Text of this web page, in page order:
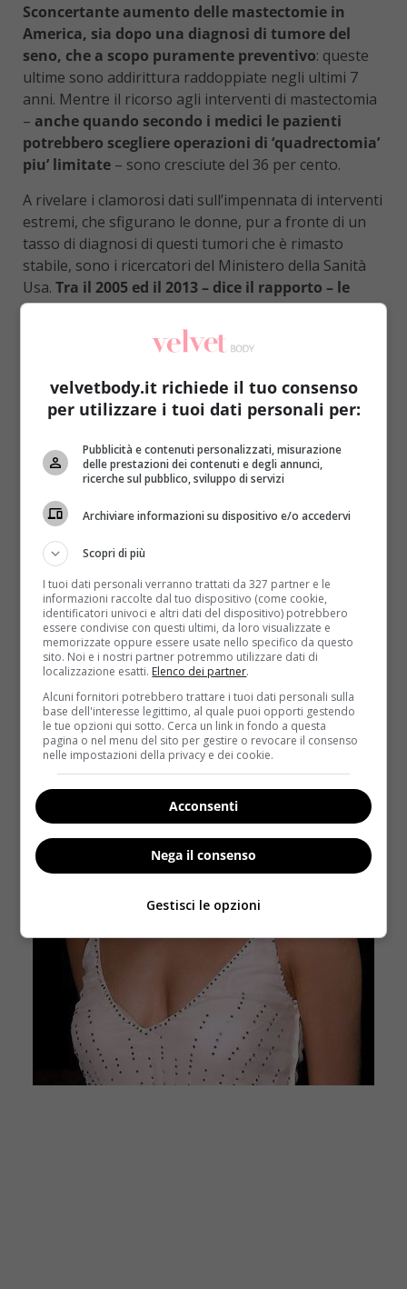
Sconcertante aumento delle mastectomie in
America, sia dopo una diagnosi di tumore del
seno, che a scopo puramente preventivo: queste
ultime sono addirittura raddoppiate negli ultimi 7
anni. Mentre il ricorso agli interventi di mastectomia
– anche quando secondo i medici le pazienti
potrebbero scegliere operazioni di ‘quadrectomia’
piu’ limitate – sono cresciute del 36 per cento.
A rivelare i clamorosi dati sull’impennata di interventi
estremi, che sfigurano le donne, pur a fronte di un
tasso di diagnosi di questi tumori che è rimasto
stabile, sono i ricercatori del Ministero della Sanità
Usa. Tra il 2005 ed il 2013 – dice il rapporto – le
donne che hanno avuto mastectomie singole o
doppie è salito del 36 per cento
mastectomie doppie è piu’ che triplicato. La scelta
avuto una diagnosi di tumore, mavogliono
prevenirlo per tendenze genetiche, proprio come
ha fatto l’attrice Angelina Jolie
(per il suo gene del
cancro, tuttavia, è stata ipotizzata una nuova
, è più che raddoppiata nello stesso periodo:
passando da due donne ogni 100.000 nel 2005, a 4
nel 2013.Sono dati considerati clamorosi per non
parlare degli interventi ritenuti estremi, che
sfigurano le donne, nonostante il tasso di
diagnosi di questo genere di tumori sia rimasto
stabile.
velvetbody.it richiede il tuo consenso
per utilizzare i tuoi dati personali per:
Pubblicità e contenuti personalizzati, misurazione
delle prestazioni dei contenuti e degli annunci,
ricerche sul pubblico, sviluppo di servizi
Archiviare informazioni su dispositivo e/o accedervi
Scopri di più
I tuoi dati personali verranno trattati da 327 partner e le
informazioni raccolte dal tuo dispositivo (come cookie,
identificatori univoci e altri dati del dispositivo) potrebbero
essere condivise con questi ultimi, da loro visualizzate e
memorizzate oppure essere usate nello specifico da questo
sito. Noi e i nostri partner potremmo utilizzare dati di
localizzazione esatti. Elenco dei partner.
Alcuni fornitori potrebbero trattare i tuoi dati personali sulla
base dell'interesse legittimo, al quale puoi opporti gestendo
le tue opzioni qui sotto. Cerca un link in fondo a questa
pagina o nel menu del sito per gestire o revocare il consenso
nelle impostazioni della privacy e dei cookie.
Acconsenti
Nega il consenso
Gestisci le opzioni